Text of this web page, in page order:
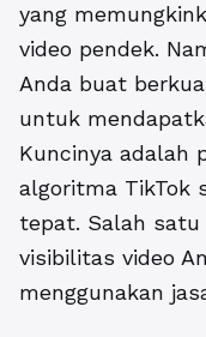
yang
video pendek.
Anda buat
untuk
Kuncinya adalah
algoritma TikTok
tepat. Salah
visibilitas video
menggunakan